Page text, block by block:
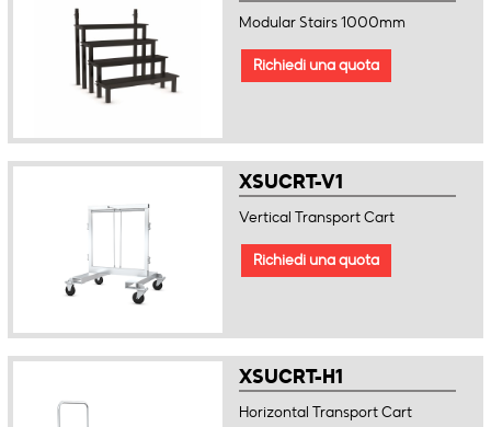
Modular Stairs 1000mm
Richiedi una quota
XSUCRT-V1
Vertical Transport Cart
Richiedi una quota
XSUCRT-H1
Horizontal Transport Cart